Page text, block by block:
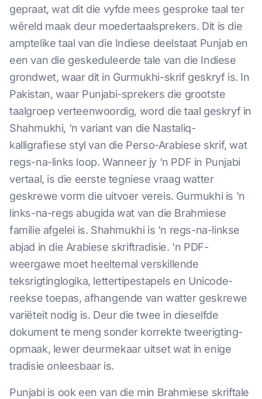
gepraat, wat dit die vyfde mees gesproke taal ter
wêreld maak deur moedertaalsprekers. Dit is die
amptelike taal van die Indiese deelstaat Punjab en
een van die geskeduleerde tale van die Indiese
grondwet, waar dit in Gurmukhi-skrif geskryf is. In
Pakistan, waar Punjabi-sprekers die grootste
taalgroep verteenwoordig, word die taal geskryf in
Shahmukhi, 'n variant van die Nastaliq-
kalligrafiese styl van die Perso-Arabiese skrif, wat
regs-na-links loop. Wanneer jy 'n PDF in Punjabi
vertaal, is die eerste tegniese vraag watter
geskrewe vorm die uitvoer vereis. Gurmukhi is 'n
links-na-regs abugida wat van die Brahmiese
familie afgelei is. Shahmukhi is 'n regs-na-linkse
abjad in die Arabiese skriftradisie. 'n PDF-
weergawe moet heeltemal verskillende
teksrigtinglogika, lettertipestapels en Unicode-
reekse toepas, afhangende van watter geskrewe
variëteit nodig is. Deur die twee in dieselfde
dokument te meng sonder korrekte tweerigting-
opmaak, lewer deurmekaar uitset wat in enige
tradisie onleesbaar is.
Punjabi is ook een van die min Brahmiese skriftale